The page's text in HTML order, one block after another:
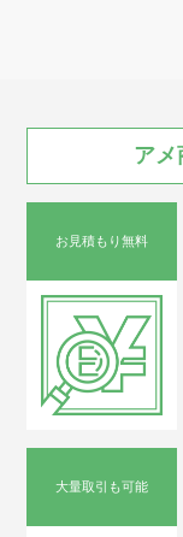
アメ
お見積もり無料
大量取引も可能